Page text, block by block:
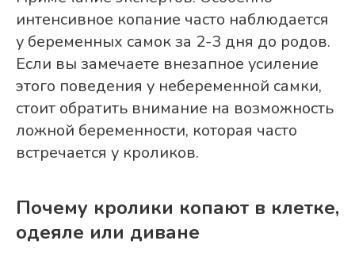
интенсивное копание часто наблюдается
у беременных самок за 2-3 дня до родов.
Если вы замечаете внезапное усиление
этого поведения у небеременной самки,
стоит обратить внимание на возможность
ложной беременности, которая часто
встречается у кроликов.
Почему кролики копают в клетке,
одеяле или диване